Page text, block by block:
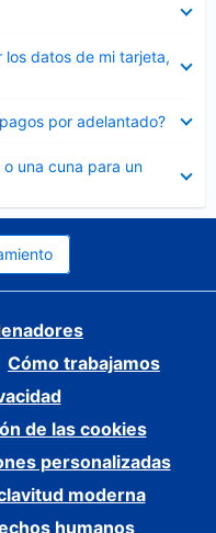
datos de mi tarjeta,
por adelantado?
una cuna para un
Cómo trabajamos
de las cookies
personalizadas
moderna
humanos